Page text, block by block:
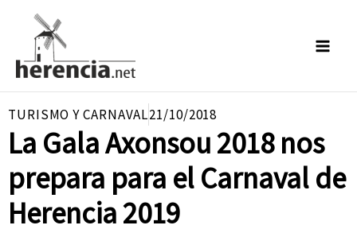
contenido
TURISMO Y CARNAVAL21/10/2018
La Gala Axonsou 2018 nos
prepara para el Carnaval de
Herencia 2019